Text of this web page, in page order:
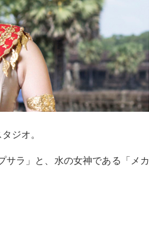
ジオ。
サラ」と、水の女神である「メカ